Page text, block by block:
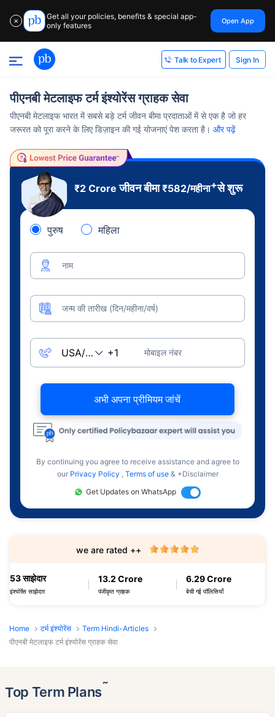
✕
Get all your policies, benefits & special app-
only features
Open App
Talk to Expert Sign In
पीएनबी मेटलाइफ टर्म इंश्योरेंस ग्राहक सेवा
पीएनबी मेटलाइफ भारत में सबसे बड़े टर्म जीवन बीमा प्रदाताओं में से एक है जो हर
जरूरत को पूरा करने के लिए डिज़ाइन की गई योजनाएं पेश करता है। और पढ़ें
₹2 Croreजीवन बीमा₹582/महीना+से शुरू
पुरुष महिला
नाम
जन्म की तारीख (दिन/महीना/वर्ष)
मोबाइल नंबर
अभी अपना प्रीमियम जांचें
By continuing you agree to receive assistance and agree to
our Privacy Policy , Terms of use & +Disclaimer
Get Updates on WhatsApp
53 साझेदार
इंश्योरेंस साझेदार
13.2 Crore
पंजीकृत ग्राहक
6.29 Crore
बेची गई पॉलिसियाँ
we are rated ++
Home टर्म इंश्योरेंस
Term Hindi-Articles
पीएनबी मेटलाइफ टर्म इंश्योरेंस ग्राहक सेवा
Top Term Plans˜